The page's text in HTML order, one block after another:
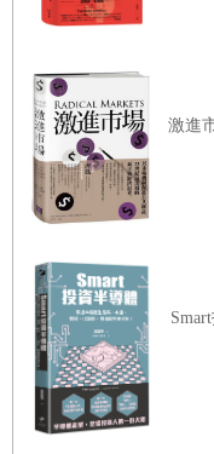
於，這是一種往外看
擇。究竟「有不有趣
味，但「擁有選擇權
家得以將自由意志施
——無論那樣的選擇權
就沒有遊戲；反過來
者變成參與者，就此
當然，身為遊戲設計
更好玩，但要桿桿進
口，說我光是讓玩家
激進